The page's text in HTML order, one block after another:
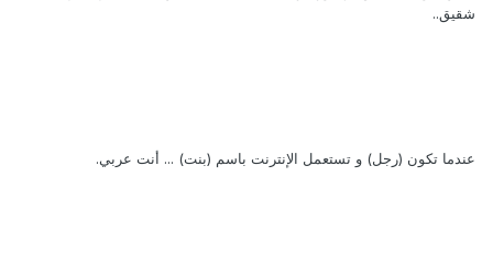
شقيق..
عندما تكون (رجل) و تستعمل الإنترنت باسم (بنت) ... أنت عربي.